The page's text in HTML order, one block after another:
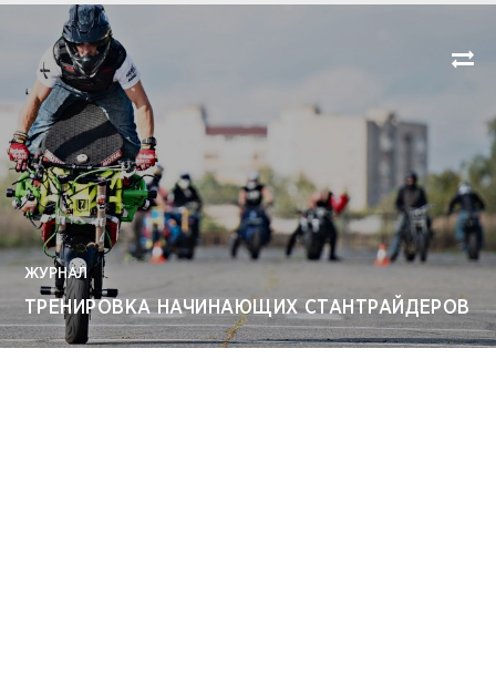
ЖУРНАЛ
ТРЕНИРОВКА НАЧИНАЮЩИХ СТАНТРАЙДЕРОВ